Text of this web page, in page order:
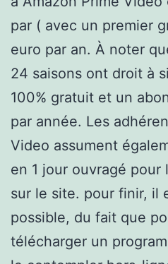
par ( avec un premier
euro par an. À noter
24 saisons ont droit à
100% gratuit et un
par année. Les
Video assument
en 1 jour ouvragé pour
sur le site. pour finir, il
possible, du fait que
télécharger un